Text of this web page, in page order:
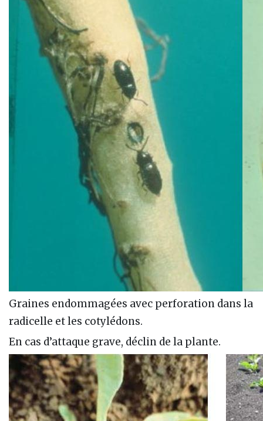
Graines endommagées avec perforation dans la
radicelle et les cotylédons.
En cas d’attaque grave, déclin de la plante.